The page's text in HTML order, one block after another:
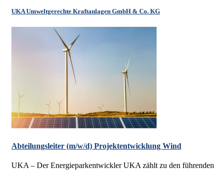
UKA Umweltgerechte Kraftanlagen GmbH & Co. KG
Abteilungsleiter (m/w/d) Projektentwicklung Wind
UKA – Der Energieparkentwickler UKA zählt zu den führenden